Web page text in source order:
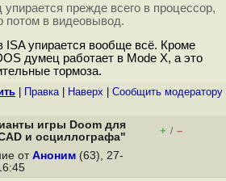
прежде всего в процессор,
потом в видеовывод.
ISA упирается вообще всё. Кроме
думец работает в Mode X, а это
тормоза.
Правка| Наверх Cообщить модератору
игры Doom для
и осциллографа"
+ / –
от Аноним (63), 27-